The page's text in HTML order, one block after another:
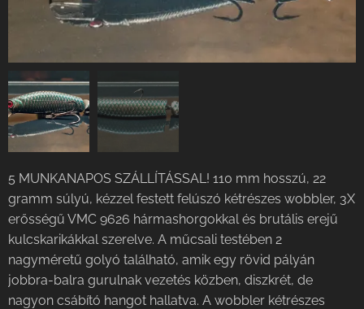
5 MUNKANAPOS SZÁLLÍTÁSSAL! 110 mm hosszú, 22
gramm súlyú, kézzel festett felúszó kétrészes wobbler, 3X
erősségű VMC 9626 hármashorgokkal és brutális erejű
kulcskarikákkal szerelve. A műcsali testében 2
nagyméretű golyó található, amik egy rövid pályán
jobbra-balra gurulnak vezetés közben, diszkrét, de
nagyon csábító hangot hallatva. A wobbler kétrészes